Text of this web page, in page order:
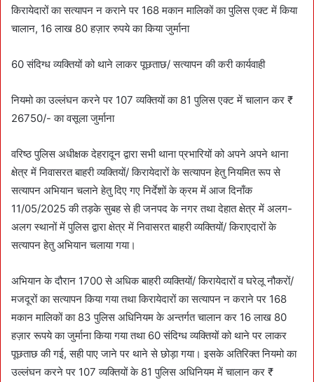
l
किरायेदारों का सत्यापन न कराने पर 168 मकान मालिकों का पुलिस एक्ट में किया
चालान, 16 लाख 80 हज़ार रुपये का किया जुर्माना
60 संदिग्ध व्यक्तियों को थाने लाकर पूछताछ/ सत्यापन की करी कार्यवाही
नियमो का उल्लंघन करने पर 107 व्यक्तियों का 81 पुलिस एक्ट में चालान कर ₹
26750/- का वसूला जुर्माना
वरिष्ठ पुलिस अधीक्षक देहरादून द्वारा सभी थाना प्रभारियों को अपने अपने थाना
क्षेत्र में निवासरत बाहरी व्यक्तियों/ किरायेदारों के सत्यापन हेतु नियमित रूप से
सत्यापन अभियान चलाने हेतु दिए गए निर्देशों के क्रम में आज दिनाँक
11/05/2025 की तड़के सुबह से ही जनपद के नगर तथा देहात क्षेत्र में अलग-
अलग स्थानों में पुलिस द्वारा क्षेत्र में निवासरत बाहरी व्यक्तियों/ किराएदारों के
सत्यापन हेतु अभियान चलाया गया।
अभियान के दौरान 1700 से अधिक बाहरी व्यक्तियों/ किरायेदारों व घरेलू नौकरों/
मजदूरों का सत्यापन किया गया तथा किरायेदारों का सत्यापन न कराने पर 168
मकान मालिकों का 83 पुलिस अधिनियम के अन्तर्गत चालान कर 16 लाख 80
हज़ार रूपये का जुर्माना किया गया तथा 60 संदिग्ध व्यक्तियों को थाने पर लाकर
पूछताछ की गई, सही पाए जाने पर थाने से छोड़ा गया। इसके अतिरिक्त नियमो का
उल्लंघन करने पर 107 व्यक्तियों के 81 पुलिस अधिनियम में चालान कर ₹